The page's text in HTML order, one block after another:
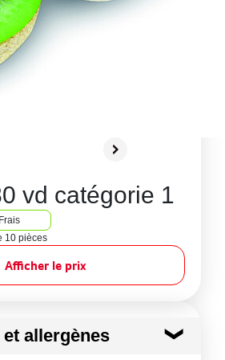
vd catégorie 1
Frais
10 pièces
Afficher le prix
allergènes